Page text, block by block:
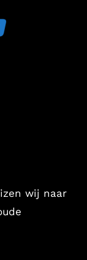
wij naar